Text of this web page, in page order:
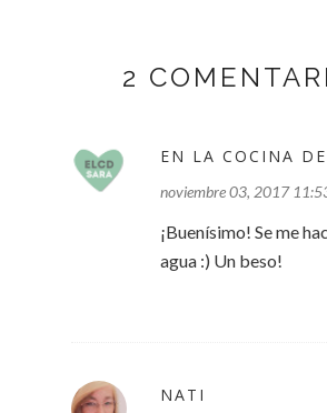
2
EN LA COCINA
noviembre 03, 2017
¡Buenísimo! Se me
agua :) Un beso!
NATI